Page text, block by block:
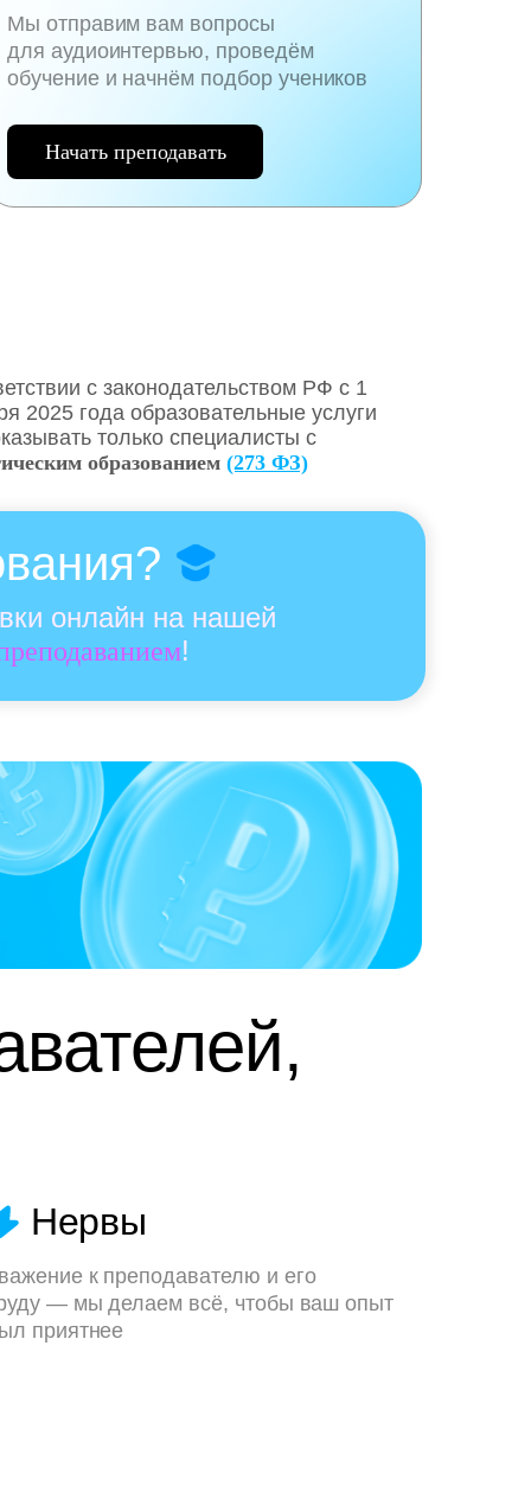
Мы отправим вам вопросы
для аудиоинтервью, проведём
обучение и начнём подбор учеников
Начать преподавать
с законодательством РФ c 1
2025 года образовательные услуги
только специалисты с
образованием (273 ФЗ)
онлайн на нашей
!
Нервы
к преподавателю и его
— мы делаем всё, чтобы ваш опыт
приятнее